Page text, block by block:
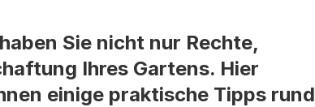
Sie nicht nur Rechte,
Ihres Gartens. Hier
einige praktische Tipps rund